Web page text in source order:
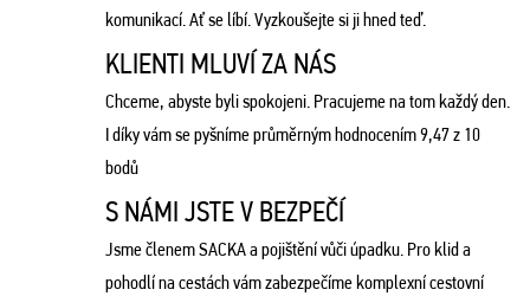
komunikací. Ať se líbí. Vyzkoušejte si ji hned teď.
KLIENTI MLUVÍ ZA NÁS
Chceme, abyste byli spokojeni. Pracujeme na tom každý den.
I díky vám se pyšníme průměrným hodnocením 9,47 z 10
bodů
S NÁMI JSTE V BEZPEČÍ
Jsme členem SACKA a pojištění vůči úpadku. Pro klid a
pohodlí na cestách vám zabezpečíme komplexní cestovní